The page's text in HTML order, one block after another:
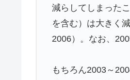
減らしてしまった
を含む）は大きく
2006）。なお、
もちろん2003～